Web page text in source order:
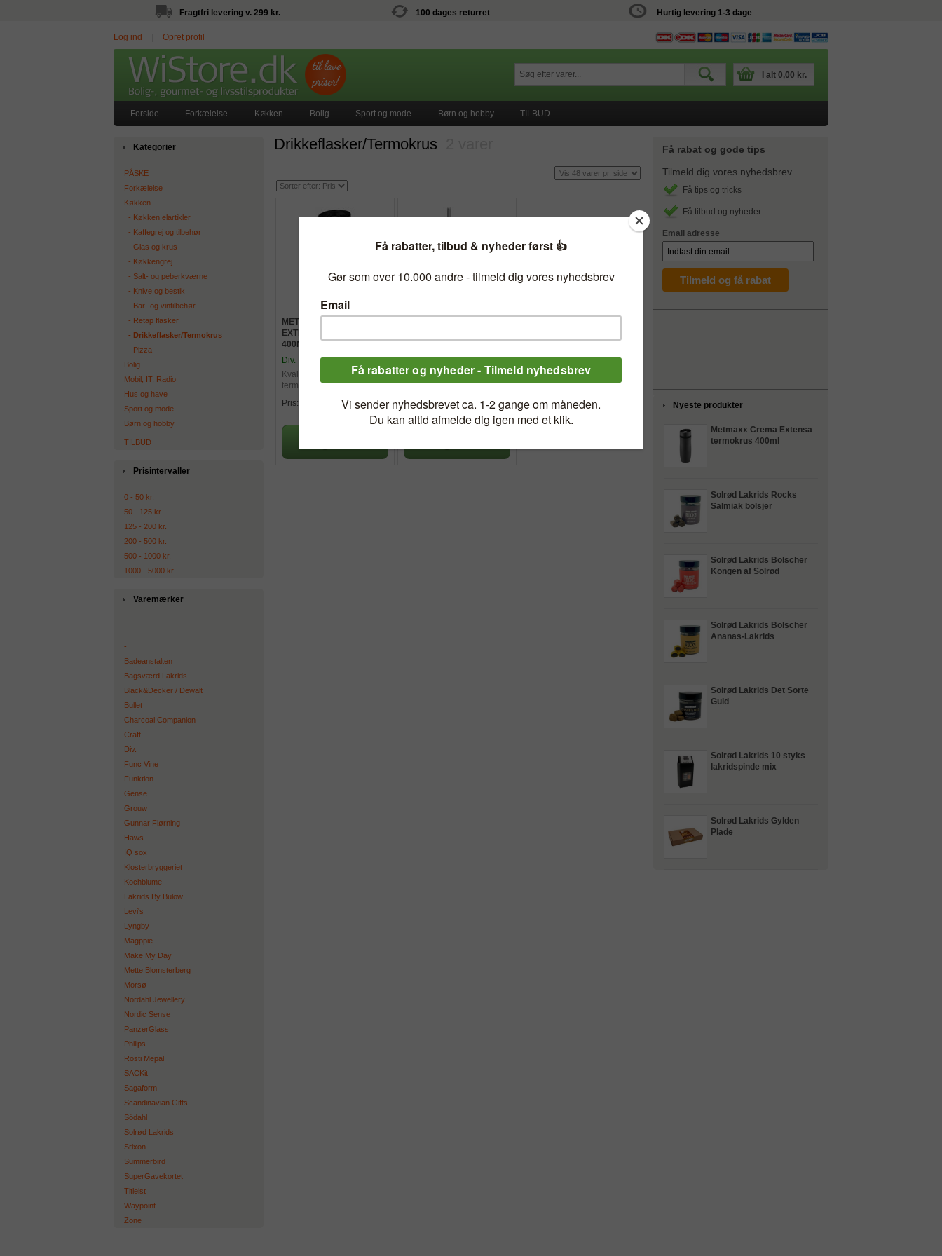
Fragtfri levering v. 299 kr. 100 dages returret Hurtig levering 1-3 dage
Log ind Opret profil
I alt 0,00 kr.
Forside Forkælelse Køkken Bolig Sport og mode Børn og hobby TILBUD
Kategorier
PÅSKE
Forkælelse
Køkken
‐ Køkken elartikler
‐ Kaffegrej og tilbehør
‐ Glas og krus
‐ Køkkengrej
‐ Salt- og peberkværne
‐ Knive og bestik
‐ Bar- og vintilbehør
‐ Retap flasker
‐ Drikkeflasker/Termokrus
‐ Pizza
Bolig
Mobil, IT, Radio
Hus og have
Sport og mode
Børn og hobby
TILBUD
Prisintervaller
0 - 50 kr.
50 - 125 kr.
125 - 200 kr.
200 - 500 kr.
500 - 1000 kr.
1000 - 5000 kr.
Varemærker
-
Badeanstalten
Bagsværd Lakrids
Black&Decker / Dewalt
Bullet
Charcoal Companion
Craft
Div.
Func Vine
Funktion
Gense
Grouw
Gunnar Flørning
Haws
IQ sox
Klosterbryggeriet
Kochblume
Lakrids By Bülow
Levi's
Lyngby
Magppie
Make My Day
Mette Blomsterberg
Morsø
Nordahl Jewellery
Nordic Sense
PanzerGlass
Philips
Rosti Mepal
SACKit
Sagaform
Scandinavian Gifts
Södahl
Solrød Lakrids
Srixon
Summerbird
SuperGavekortet
Titleist
Waypoint
Zone
Få rabat og gode tips
Tilmeld dig vores nyhedsbrev
Få tips og tricks
Få tilbud og nyheder
Email adresse
Nyeste produkter
Metmaxx Crema Extensa
termokrus 400ml
Solrød Lakrids Rocks
Salmiak bolsjer
Solrød Lakrids Bolscher
Kongen af Solrød
Solrød Lakrids Bolscher
Ananas-Lakrids
Solrød Lakrids Det Sorte
Guld
Solrød Lakrids 10 styks
lakridspinde mix
Solrød Lakrids Gylden
Plade
Drikkeflasker/Termokrus
METMAXX CREMA
EXTENSA TERMOKRUS
400ML
Div.
Kvalitets, dobbeltlags
termokrus med god
Pris: 149,00 kr.
-
Mega mug på 1,18 L med
sugerør
Pris:399,00 kr.